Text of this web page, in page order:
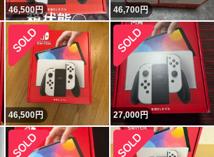
46,500円 46,700円
46,500円 27,000円